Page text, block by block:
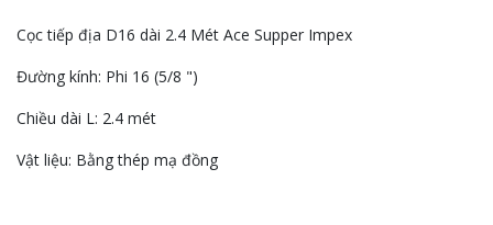
Cọc tiếp địa D16 dài 2.4 Mét Ace Supper Impex
Đường kính: Phi 16 (5/8 ")
Chiều dài L: 2.4 mét
Vật liệu: Bằng thép mạ đồng